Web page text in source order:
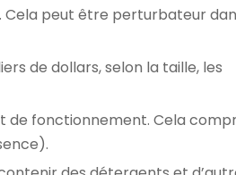
Cela peut être perturbateur
de dollars, selon la taille, les
de fonctionnement. Cela